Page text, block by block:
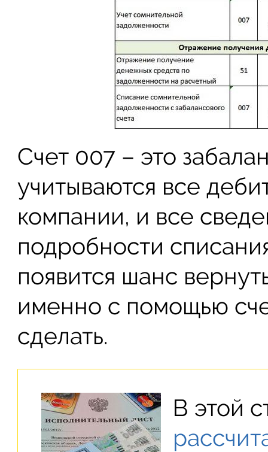
Счет 007 – это
учитываются все
компании, и все
подробности
появится шанс
именно с помощью
сделать.
В этой